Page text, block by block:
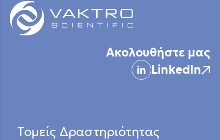
Ακολουθήστε μας
LinkedIn
Τομείς Δραστηριότητας